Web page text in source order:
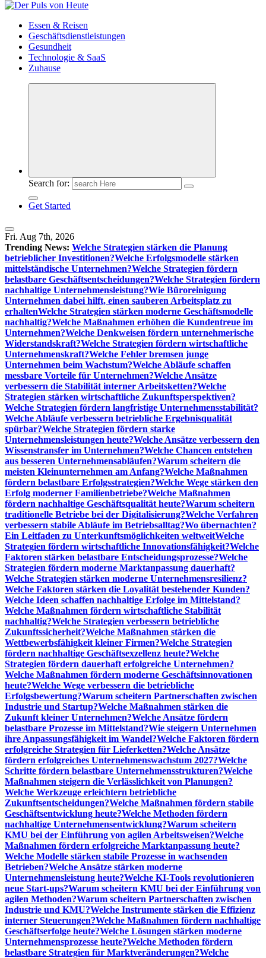
Meldungen die Resonanz finden
Essen & Reisen
Geschäftsdienstleistungen
Gesundheit
Technologie & SaaS
Zuhause
Search for:
Get Started
Fri. Aug 7th, 2026
Trending News: Welche Strategien stärken die Planung
betrieblicher Investitionen?Welche Erfolgsmodelle stärken
mittelständische Unternehmen?Welche Strategien fördern
belastbare Geschäftsentscheidungen?Welche Strategien fördern
nachhaltige Unternehmensleistung?Wie Büroreinigung
Unternehmen dabei hilft, einen sauberen Arbeitsplatz zu
erhaltenWelche Strategien stärken moderne Geschäftsmodelle
nachhaltig?Welche Maßnahmen erhöhen die Kundentreue im
Unternehmen?Welche Denkweisen fördern unternehmerische
Widerstandskraft?Welche Strategien fördern wirtschaftliche
Unternehmenskraft?Welche Fehler bremsen junge
Unternehmen beim Wachstum?Welche Abläufe schaffen
messbare Vorteile für Unternehmen?Welche Ansätze
verbessern die Stabilität interner Arbeitsketten?Welche
Strategien stärken wirtschaftliche Zukunftsperspektiven?
Welche Strategien fördern langfristige Unternehmensstabilität?
Welche Abläufe verbessern betriebliche Ergebnisqualität
spürbar?Welche Strategien fördern starke
Unternehmensleistungen heute?Welche Ansätze verbessern den
Wissenstransfer im Unternehmen?Welche Chancen entstehen
aus besseren Unternehmensabläufen?Warum scheitern die
meisten Kleinunternehmen am Anfang?Welche Maßnahmen
fördern belastbare Erfolgsstrategien?Welche Wege stärken den
Erfolg moderner Familienbetriebe?Welche Maßnahmen
fördern nachhaltige Geschäftsqualität heute?Warum scheitern
traditionelle Betriebe bei der Digitalisierung?Welche Verfahren
verbessern stabile Abläufe im Betriebsalltag?Wo übernachten?
Ein Leitfaden zu Unterkunftsmöglichkeiten weltweitWelche
Strategien fördern wirtschaftliche Innovationsfähigkeit?Welche
Faktoren stärken belastbare Entscheidungsprozesse?Welche
Strategien fördern moderne Marktanpassung dauerhaft?
Welche Strategien stärken moderne Unternehmensresilienz?
Welche Faktoren stärken die Loyalität bestehender Kunden?
Welche Ideen schaffen nachhaltige Erfolge im Mittelstand?
Welche Maßnahmen fördern wirtschaftliche Stabilität
nachhaltig?Welche Strategien verbessern betriebliche
Zukunftssicherheit?Welche Maßnahmen stärken die
Wettbewerbsfähigkeit kleiner Firmen?Welche Strategien
fördern nachhaltige Geschäftsexzellenz heute?Welche
Strategien fördern dauerhaft erfolgreiche Unternehmen?
Welche Maßnahmen fördern moderne Geschäftsinnovationen
heute?Welche Wege verbessern die betriebliche
Erfolgsbewertung?Warum scheitern Partnerschaften zwischen
Industrie und Startup?Welche Maßnahmen stärken die
Zukunft kleiner Unternehmen?Welche Ansätze fördern
belastbare Prozesse im Mittelstand?Wie steigern Unternehmen
ihre Anpassungsfähigkeit im Wandel?Welche Faktoren fördern
erfolgreiche Strategien für Lieferketten?Welche Ansätze
fördern erfolgreiches Unternehmenswachstum 2027?Welche
Schritte fördern belastbare Unternehmensstrukturen?Welche
Maßnahmen steigern die Verlässlichkeit von Planungen?
Welche Werkzeuge erleichtern betriebliche
Zukunftsentscheidungen?Welche Maßnahmen fördern stabile
Geschäftsentwicklung heute?Welche Methoden fördern
nachhaltige Unternehmensentwicklung?Warum scheitern
KMU bei der Einführung von agilen Arbeitsweisen?Welche
Maßnahmen fördern erfolgreiche Marktanpassung heute?
Welche Modelle stärken stabile Prozesse in wachsenden
Betrieben?Welche Ansätze stärken moderne
Unternehmensleistung heute?Welche KI-Tools revolutionieren
neue Start-ups?Warum scheitern KMU bei der Einführung von
agilen Methoden?Warum scheitern Partnerschaften zwischen
Industrie und KMU?Welche Instrumente stärken die Effizienz
interner Steuerungen?Welche Maßnahmen fördern nachhaltige
Geschäftserfolge heute?Welche Lösungen stärken moderne
Unternehmensprozesse heute?Welche Methoden fördern
belastbare Strategien für Marktveränderungen?Welche